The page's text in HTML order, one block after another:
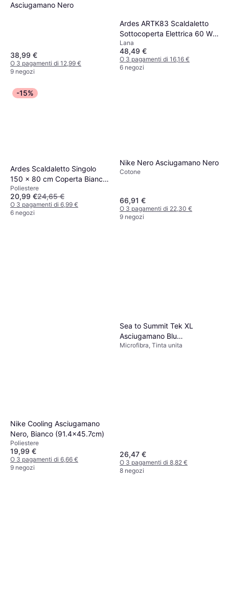
Asciugamano Nero
38,99 €
O 3 pagamenti di 12,99 €
9 negozi
Ardes ARTK83 Scaldaletto
Sottocoperta Elettrica 60 W
Beige Coperta Beige
Lana
48,49 €
O 3 pagamenti di 16,16 €
6 negozi
-15%
Ardes Scaldaletto Singolo
150 x 80 cm Coperta Bianco
(150x)
Poliestere
20,99 €24,65 €
O 3 pagamenti di 6,99 €
6 negozi
Nike Nero Asciugamano Nero
Cotone
66,91 €
O 3 pagamenti di 22,30 €
9 negozi
Nike Cooling Asciugamano
Nero, Bianco (91.4x45.7cm)
Poliestere
19,99 €
O 3 pagamenti di 6,66 €
9 negozi
Sea to Summit Tek XL
Asciugamano Blu
(150x75cm)
Microfibra, Tinta unita
26,47 €
O 3 pagamenti di 8,82 €
8 negozi